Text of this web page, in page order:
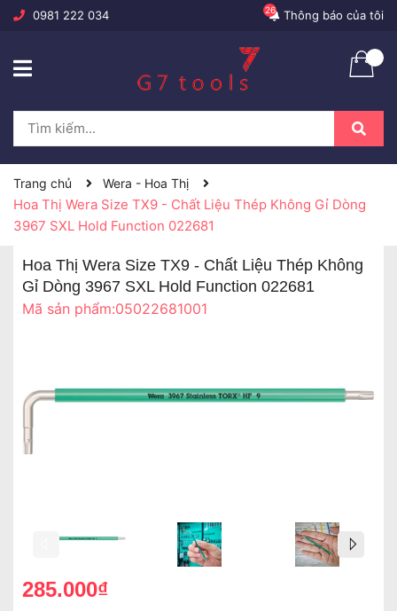
0981 222 034 Thông báo của tôi
26
Trang chủ Wera - Hoa Thị
Hoa Thị Wera Size TX9 - Chất Liệu Thép Không Gỉ Dòng
3967 SXL Hold Function 022681
Hoa Thị Wera Size TX9 - Chất Liệu Thép Không
Gỉ Dòng 3967 SXL Hold Function 022681
Mã sản phẩm:05022681001
285.000₫